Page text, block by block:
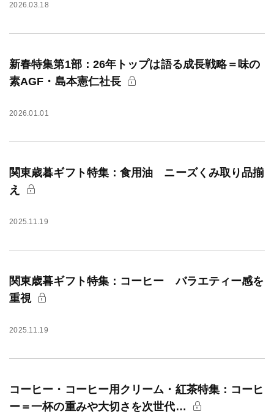
2026.03.18
新春特集第1部：26年トップは語る成長戦略＝味の
素AGF・島本憲仁社長
2026.01.01
関東歳暮ギフト特集：食用油 ニーズくみ取り品揃
え
2025.11.19
関東歳暮ギフト特集：コーヒー バラエティー感を
重視
2025.11.19
コーヒー・コーヒー用クリーム・紅茶特集：コーヒ
ー＝一杯の重みや大切さを次世代…